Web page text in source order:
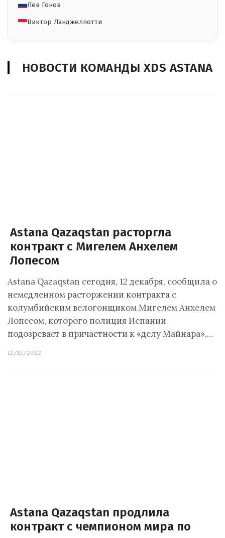
Лев Гонов
Виктор Ланджеллотти
НОВОСТИ КОМАНДЫ XDS ASTANA
Astana Qazaqstan расторгла
контракт с Мигелем Анхелем
Лопесом
Astana Qazaqstan сегодня, 12 декабря, сообщила о
немедленном расторжении контракта с
колумбийским велогонщиком Мигелем Анхелем
Лопесом, которого полиция Испании
подозревает в причастности к «делу Майнара»,…
12/12/2022
Astana Qazaqstan продлила
контракт с чемпионом мира по